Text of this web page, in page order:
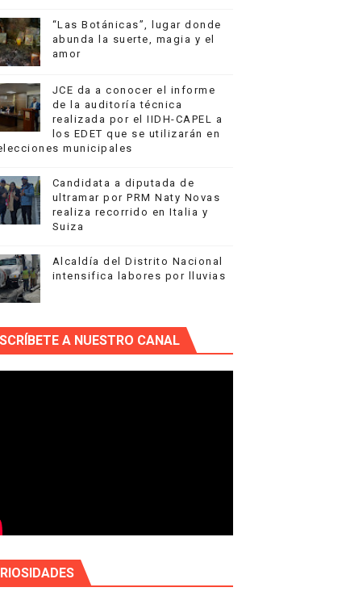
programa "La Alcaldía Llega a ti"
CONTRA DROGAS SINTÉTICAS
EDICIÓN.
“Las Botánicas”, lugar donde
abunda la suerte, magia y el
amor
JCE da a conocer el informe
de la auditoría técnica
realizada por el IIDH-CAPEL a
los EDET que se utilizarán en
municipales
Candidata a diputada de
ultramar por PRM Naty Novas
realiza recorrido en Italia y
Suiza
Alcaldía del Distrito Nacional
intensifica labores por lluvias
A NUESTRO CANAL